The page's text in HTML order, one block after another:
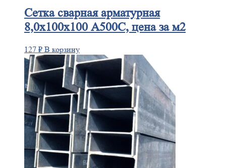
Сеткасварная арматурная
8,0х100х100 А500С, цена за м2
127 ₽ В корзину